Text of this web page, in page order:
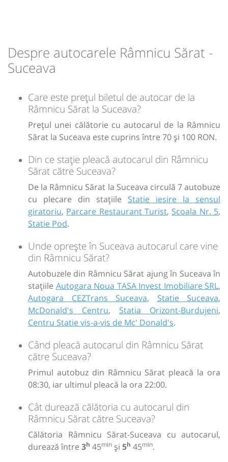
Despre autocarele Râmnicu Sărat -
Suceava
Care este prețul biletul de autocar de la
Râmnicu Sărat la Suceava?
Prețul unei călătorie cu autocarul de la Râmnicu
Sărat la Suceava este cuprins între 70 și 100 RON.
Din ce stație pleacă autocarul din Râmnicu
Sărat către Suceava?
De la Râmnicu Sărat la Suceava circulă 7 autobuze
cu plecare din stațiile Statie iesire la sensul
giratoriu, Parcare Restaurant Turist, Scoala Nr. 5,
Statie Pod.
Unde oprește în Suceava autocarul care vine
din Râmnicu Sărat?
Autobuzele din Râmnicu Sărat ajung în Suceava în
stațiile Autogara Noua TASA Invest Imobiliare SRL,
Autogara CEZTrans Suceava, Statie Suceava,
McDonald's Centru, Statia Orizont-Burdujeni,
Centru Statie vis-a-vis de Mc' Donald's.
Când pleacă autocarul din Râmnicu Sărat
către Suceava?
Primul autobuz din Râmnicu Sărat pleacă la ora
08:30, iar ultimul pleacă la ora 22:00.
Cât durează călătoria cu autocarul din
Râmnicu Sărat către Suceava?
Călătoria Râmnicu Sărat-Suceava cu autocarul,
durează între 3h 45min și 5h 45min.